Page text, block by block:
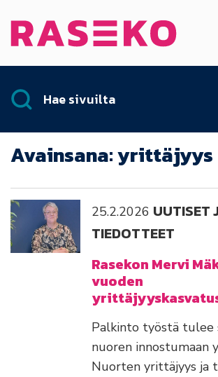
Etusivu
Hae sivuilta
Avainsana:yrittäjyys
25.2.2026 UUTISET
TIEDOTTEET
Rasekon Mervi
vuoden
Palkinto työstä tulee
nuoren innostumaan
Nuorten yrittäjyys ja